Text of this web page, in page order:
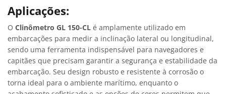
Aplicações:
O Clinômetro GL 150-CL é amplamente utilizado em
embarcações para medir a inclinação lateral ou longitudinal,
sendo uma ferramenta indispensável para navegadores e
capitães que precisam garantir a segurança e estabilidade da
embarcação. Seu design robusto e resistente à corrosão o
torna ideal para o ambiente marítimo, enquanto o